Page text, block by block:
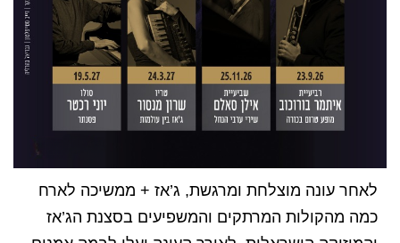
לאחר עונה מוצלחת ומרגשת, ג’אז + ממשיכה לארח
כמה מהקולות המרתקים והמשפיעים בסצנת הג’אז